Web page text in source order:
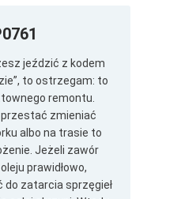
jeździć z kodem
to ostrzegam: to
remontu.
zmieniać
albo na trasie to
Jeżeli zawór
prawidłowo,
zatarcia sprzęgieł